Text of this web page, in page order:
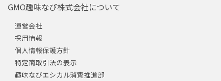
GMO趣味なび株式会社について
運営会社
採用情報
個人情報保護方針
特定商取引法の表示
趣味なびエシカル消費推進部